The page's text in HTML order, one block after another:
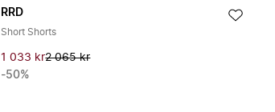
RRD
Short Shorts
1 033 kr2 065 kr
-50%